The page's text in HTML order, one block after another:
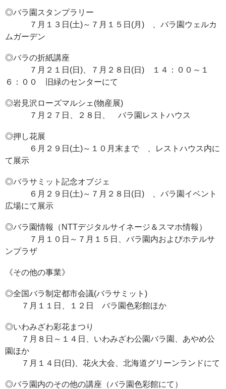
◎バラ園スタンプラリー
７月１３日(土)～７月１５日(月) 、バラ園ウェルカ
ムガーデン
◎バラの折紙講座
７月２１日(日)、７月２８日(日) １４：００～１
６：００ 旧緑のセンターにて
◎岩見沢ローズマルシェ(物産展)
７月２７日、２８日、 バラ園レストハウス
◎押し花展
６月２９日(土)～１０月末まで 、レストハウス内に
て展示
◎バラサミット記念オブジェ
６月２９日(土)～７月２８日(日) 、バラ園イベント
広場にて展示
◎バラ園情報（NTTデジタルサイネージ＆スマホ情報）
７月１０日～７月１５日、バラ園内およびホテルサ
ンプラザ
《その他の事業》
◎全国バラ制定都市会議(バラサミット)
７月１１日、１２日 バラ園色彩館ほか
◎いわみざわ彩花まつり
７月８日～１４日、いわみざわ公園バラ園、あやめ公
園ほか
７月１４日(日)、花火大会、北海道グリーンランドにて
◎バラ園内のその他の講座（バラ園色彩館にて）